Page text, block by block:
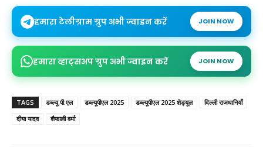
हमारा टेलीग्राम ग्रुप अभी ज्वाइन करें JOIN NOW
हमारा व्हाट्सअप ग्रुप अभी ज्वाइन करें JOIN NOW
TAGS डब्ल्यू.पी.एल डब्ल्यूपीएल 2025 डब्ल्यूपीएल 2025 शेड्यूल
दिल्ली राजधानियाँ
दीया यादव
शैफाली वर्मा